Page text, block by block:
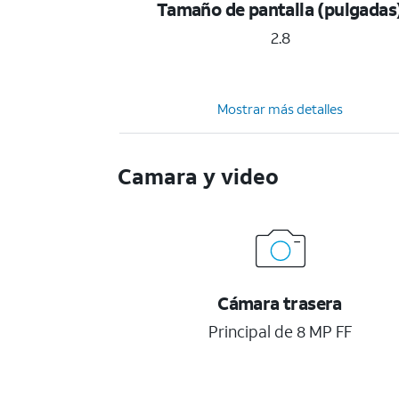
Tamaño de pantalla
2.8
Mostrar más detalles
Camara y video
Cámara trasera
Principal de 8 MP FF